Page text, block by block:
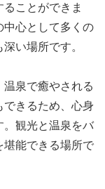
ことができま
中心として多くの
い場所です。
泉で癒やされる
できるため、心身
。観光と温泉をバ
堪能できる場所で